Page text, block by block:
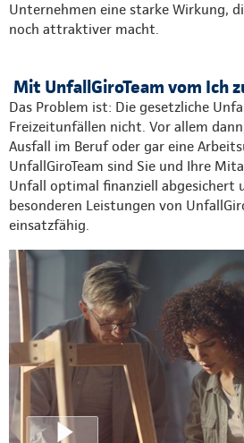
Unternehmen eine starke Wirkung,
noch attraktiver macht.
Mit UnfallGiroTeam vom Ich
Das Problem ist: Die gesetzliche
Freizeitunfällen nicht. Vor allem
Ausfall im Beruf oder gar eine
UnfallGiroTeam sind Sie und Ihre
Unfall optimal finanziell abgesichert
besonderen Leistungen von
einsatzfähig.